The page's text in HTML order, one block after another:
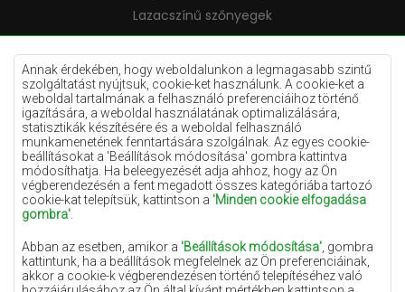
Annak érdekében, hogy weboldalunkon a legmagasabb szintű
szolgáltatást nyújtsuk, cookie-ket használunk. A cookie-ket a
weboldal tartalmának a felhasználó preferenciáihoz történő
igazítására, a weboldal használatának optimalizálására,
statisztikák készítésére és a weboldal felhasználó
munkamenetének fenntartására szolgálnak. Az egyes cookie-
beállításokat a 'Beállítások módosítása' gombra kattintva
módosíthatja. Ha beleegyezését adja ahhoz, hogy az Ön
végberendezésén a fent megadott összes kategóriába tartozó
cookie-kat telepítsük, kattintson a 'Minden cookie elfogadása
gombra'
Abban az esetben, amikor a 'Beállítások módosítása' , gombra
kattintunk, ha a beállítások megfelelnek az Ön preferenciáinak,
akkor a cookie-k végberendezésen történő telepítéséhez való
Lazacszínű szőnyegek
Krémszínű szőnyegek
Lila szőnyegek
Sárga szőnyegek
Mentaszínű szőnyegek
Világoskék szőnyegek
Narancssárga szőnyegek
Rózsaszín szőnyegek
Terrakotta szőnyegek
Zöld szőnyegek